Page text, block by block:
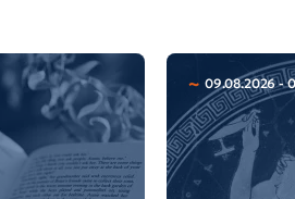
09.08.2026 -